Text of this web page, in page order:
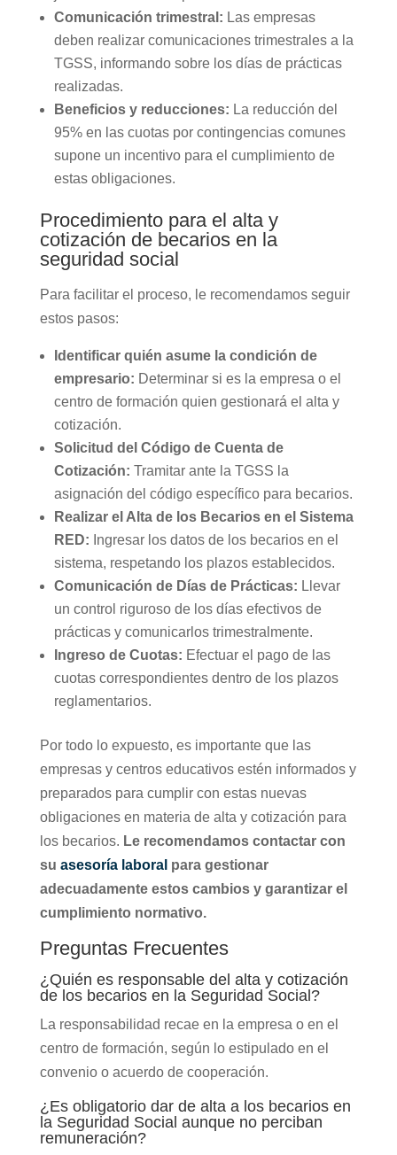
Comunicación trimestral: Las empresas
deben realizar comunicaciones trimestrales a la
TGSS, informando sobre los días de prácticas
realizadas.
Beneficios y reducciones: La reducción del
95% en las cuotas por contingencias comunes
supone un incentivo para el cumplimiento de
estas obligaciones.
Procedimiento para el alta y
cotización de becarios en la
seguridad social
Para facilitar el proceso, le recomendamos seguir
estos pasos:
Identificar quién asume la condición de
empresario: Determinar si es la empresa o el
centro de formación quien gestionará el alta y
cotización.
Solicitud del Código de Cuenta de
Cotización: Tramitar ante la TGSS la
asignación del código específico para becarios.
Realizar el Alta de los Becarios en el Sistema
RED: Ingresar los datos de los becarios en el
sistema, respetando los plazos establecidos.
Comunicación de Días de Prácticas: Llevar
un control riguroso de los días efectivos de
prácticas y comunicarlos trimestralmente.
Ingreso de Cuotas: Efectuar el pago de las
cuotas correspondientes dentro de los plazos
reglamentarios.
Por todo lo expuesto, es importante que las
empresas y centros educativos estén informados y
preparados para cumplir con estas nuevas
obligaciones en materia de alta y cotización para
los becarios. Le recomendamos contactar con
su asesoría laboral para gestionar
adecuadamente estos cambios y garantizar el
cumplimiento normativo.
Preguntas Frecuentes
¿Quién es responsable del alta y cotización
de los becarios en la Seguridad Social?
La responsabilidad recae en la empresa o en el
centro de formación, según lo estipulado en el
convenio o acuerdo de cooperación.
¿Es obligatorio dar de alta a los becarios en
la Seguridad Social aunque no perciban
remuneración?